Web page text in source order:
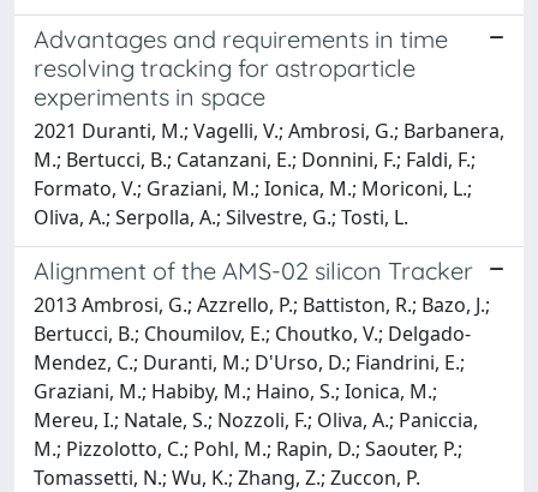
Advantages and requirements in time
resolving tracking for astroparticle
experiments in space
2021 Duranti, M.; Vagelli, V.; Ambrosi, G.; Barbanera,
M.; Bertucci, B.; Catanzani, E.; Donnini, F.; Faldi, F.;
Formato, V.; Graziani, M.; Ionica, M.; Moriconi, L.;
Oliva, A.; Serpolla, A.; Silvestre, G.; Tosti, L.
Alignment of the AMS-02 silicon Tracker
2013 Ambrosi, G.; Azzrello, P.; Battiston, R.; Bazo, J.;
Bertucci, B.; Choumilov, E.; Choutko, V.; Delgado-
Mendez, C.; Duranti, M.; D'Urso, D.; Fiandrini, E.;
Graziani, M.; Habiby, M.; Haino, S.; Ionica, M.;
Mereu, I.; Natale, S.; Nozzoli, F.; Oliva, A.; Paniccia,
M.; Pizzolotto, C.; Pohl, M.; Rapin, D.; Saouter, P.;
Tomassetti, N.; Wu, K.; Zhang, Z.; Zuccon, P.